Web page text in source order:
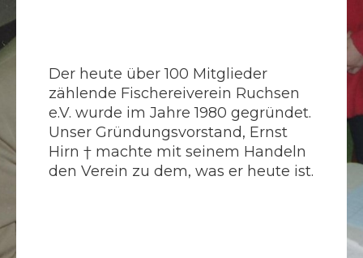
Der heute über 100 Mitglieder
zählende Fischereiverein Ruchsen
e.V. wurde im Jahre 1980 gegründet.
Unser Gründungsvorstand, Ernst
Hirn † machte mit seinem Handeln
den Verein zu dem, was er heute ist.